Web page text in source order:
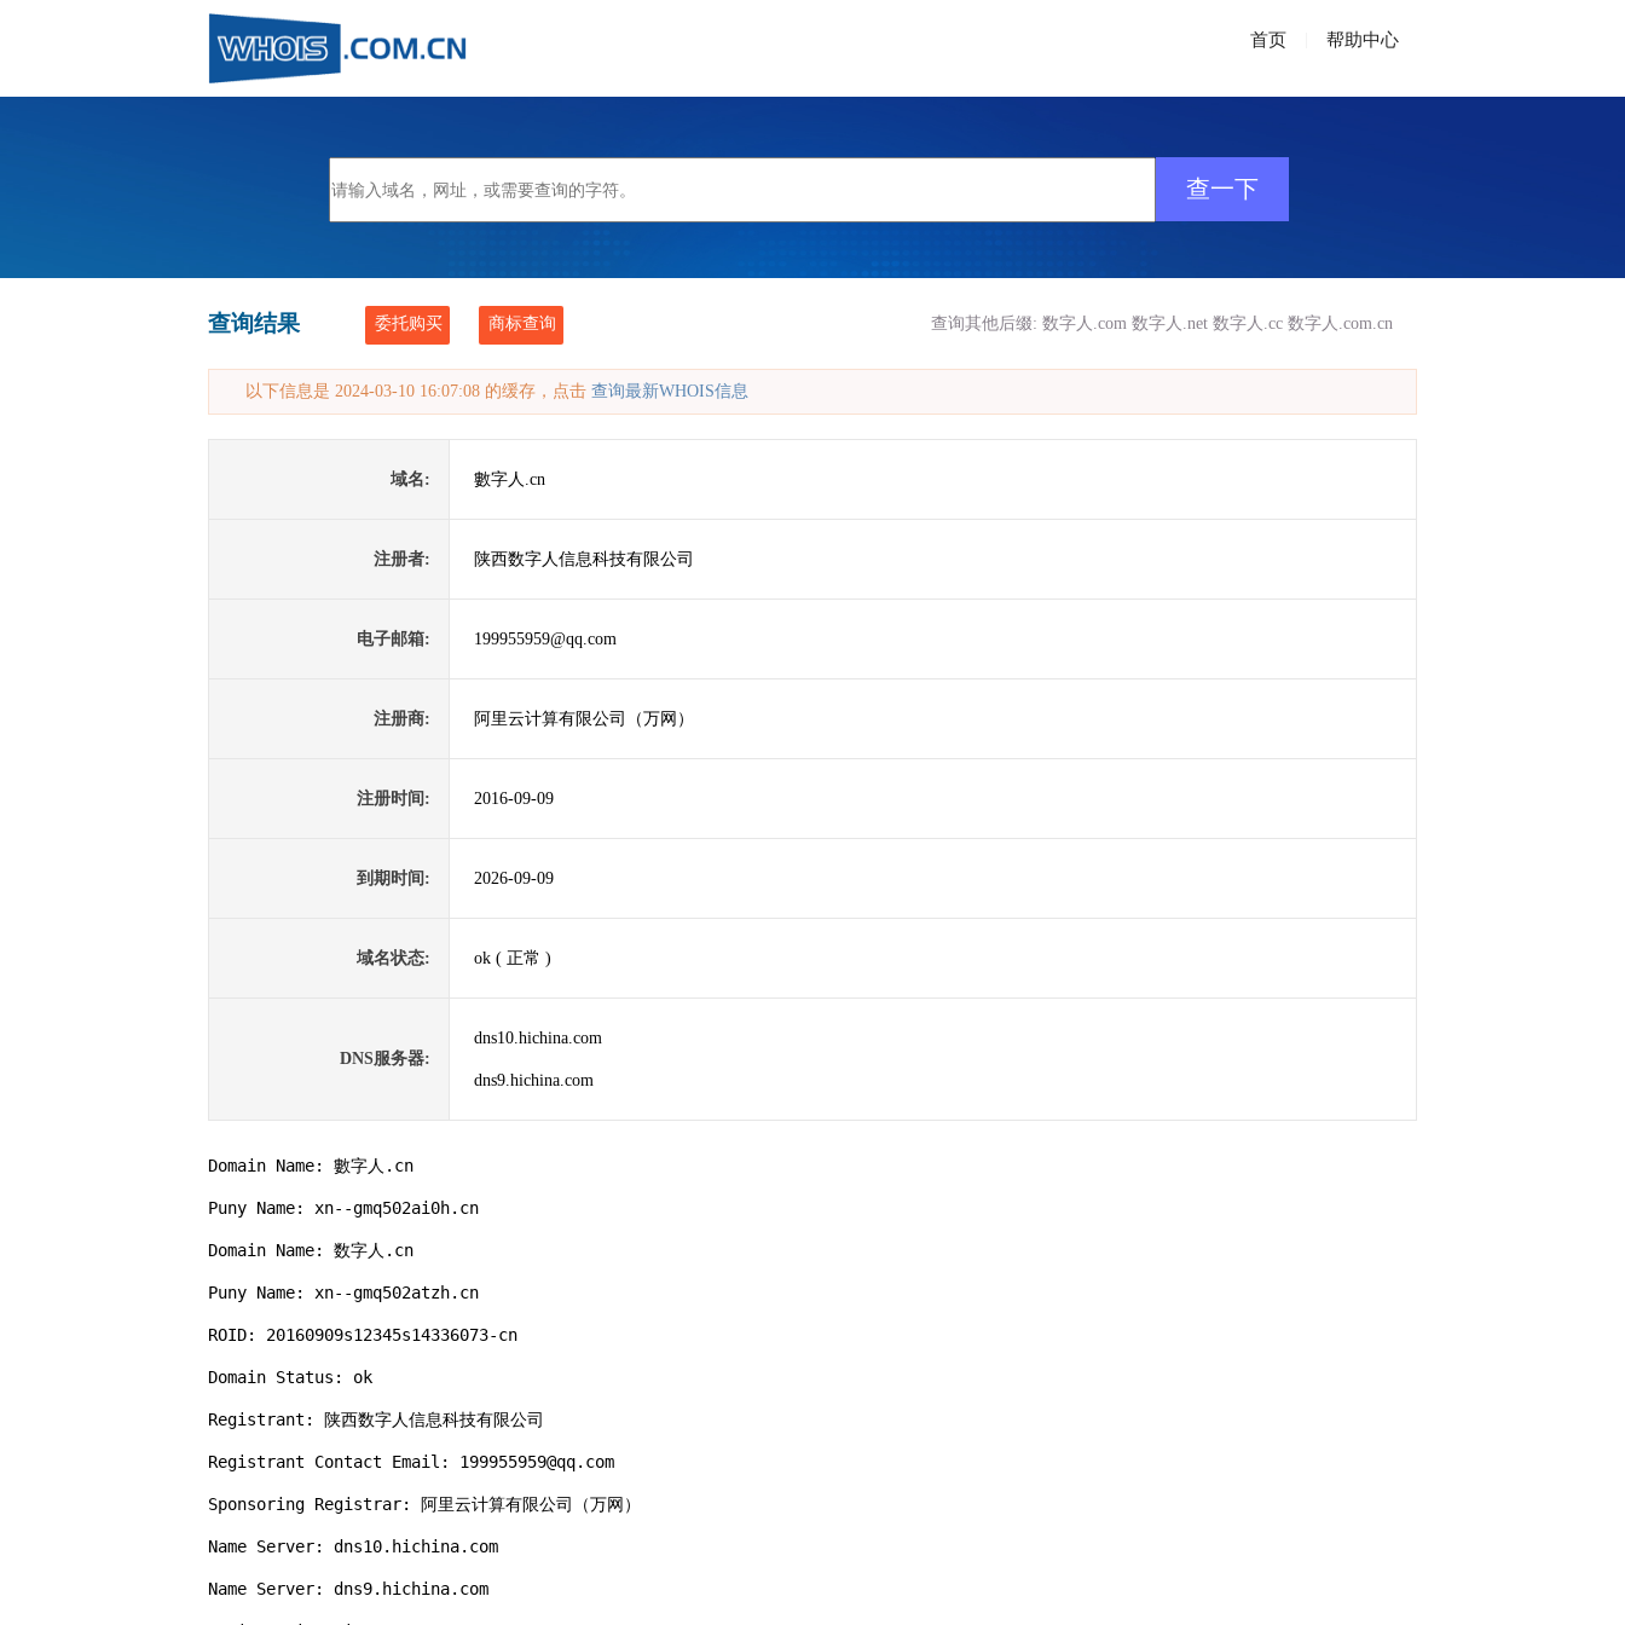
首页 帮助中心
查询结果 委托购买 商标查询 查询其他后缀: 数字人.com 数字人.net 数字人.cc 数字人.com.cn
以下信息是 2024-03-10 16:07:08 的缓存，点击 查询最新WHOIS信息
域名: 數字人.cn
注册者: 陕西数字人信息科技有限公司
电子邮箱: 199955959@qq.com
注册商: 阿里云计算有限公司（万网）
注册时间: 2016-09-09
到期时间: 2026-09-09
域名状态: ok ( 正常 )
DNS服务器:
dns10.hichina.com
dns9.hichina.com
Domain Name: 數字人.cn
Puny Name: xn--gmq502ai0h.cn
Domain Name: 数字人.cn
Puny Name: xn--gmq502atzh.cn
ROID: 20160909s12345s14336073-cn
Domain Status: ok
Registrant: 陕西数字人信息科技有限公司
Registrant Contact Email: 199955959@qq.com
Sponsoring Registrar: 阿里云计算有限公司（万网）
Name Server: dns10.hichina.com
Name Server: dns9.hichina.com